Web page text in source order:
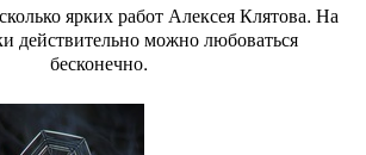
ярких работ Алексея Клятова. На
действительно можно любоваться
бесконечно.